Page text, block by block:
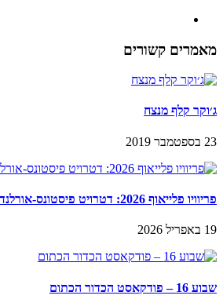
מאמרים קשורים
ג׳וקר קלף מנצח
23 בספטמבר 2019
פריוויו פלייאוף 2026: דטרויט פיסטונס-אורלנדו מג'יק
19 באפריל 2026
שבוע 16 – פודקאסט הכדור הכתום